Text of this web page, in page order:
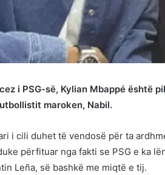
i PSG-së, Kylian Mbappé është
maroken, Nabil.
i cili duhet të vendosë për ta
përfituar nga fakti se PSG e ka
Leña, së bashkë me miqtë e tij.